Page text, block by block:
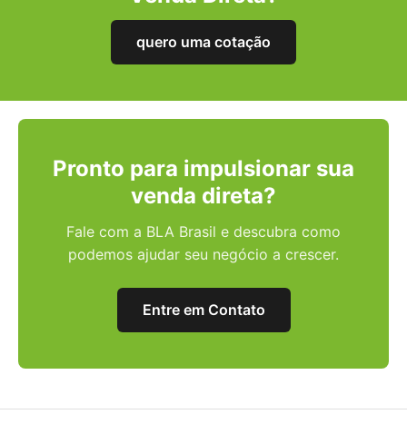
quero uma cotação
Pronto para impulsionar sua
venda direta?
Fale com a BLA Brasil e descubra como
podemos ajudar seu negócio a crescer.
Entre em Contato